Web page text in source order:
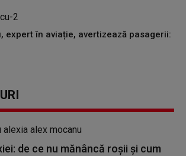
expert în aviație, avertizează pasagerii:
de ce nu mănâncă roșii și cum